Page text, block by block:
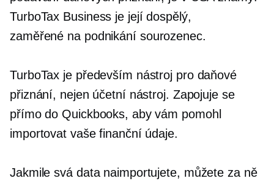
TurboTax Business je její dospělý,
zaměřené na podnikánísourozenec.
TurboTax je především nástroj pro daňové
přiznání, nejen účetní nástroj. Zapojuje se
přímo do Quickbooks, aby vám pomohl
importovat vaše finanční údaje.
Jakmile svá data naimportujete, můžete za ně